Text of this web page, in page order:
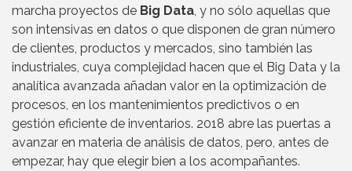
marcha proyectos de Big Data , y no sólo aquellas que
son intensivas en datos o que disponen de gran número
de clientes, productos y mercados, sino también las
industriales, cuya complejidad hacen que el Big Data y la
analítica avanzada añadan valor en la optimización de
procesos, en los mantenimientos predictivos o en
gestión eficiente de inventarios. 2018 abre las puertas a
avanzar en materia de análisis de datos, pero, antes de
empezar, hay que elegir bien a los acompañantes.